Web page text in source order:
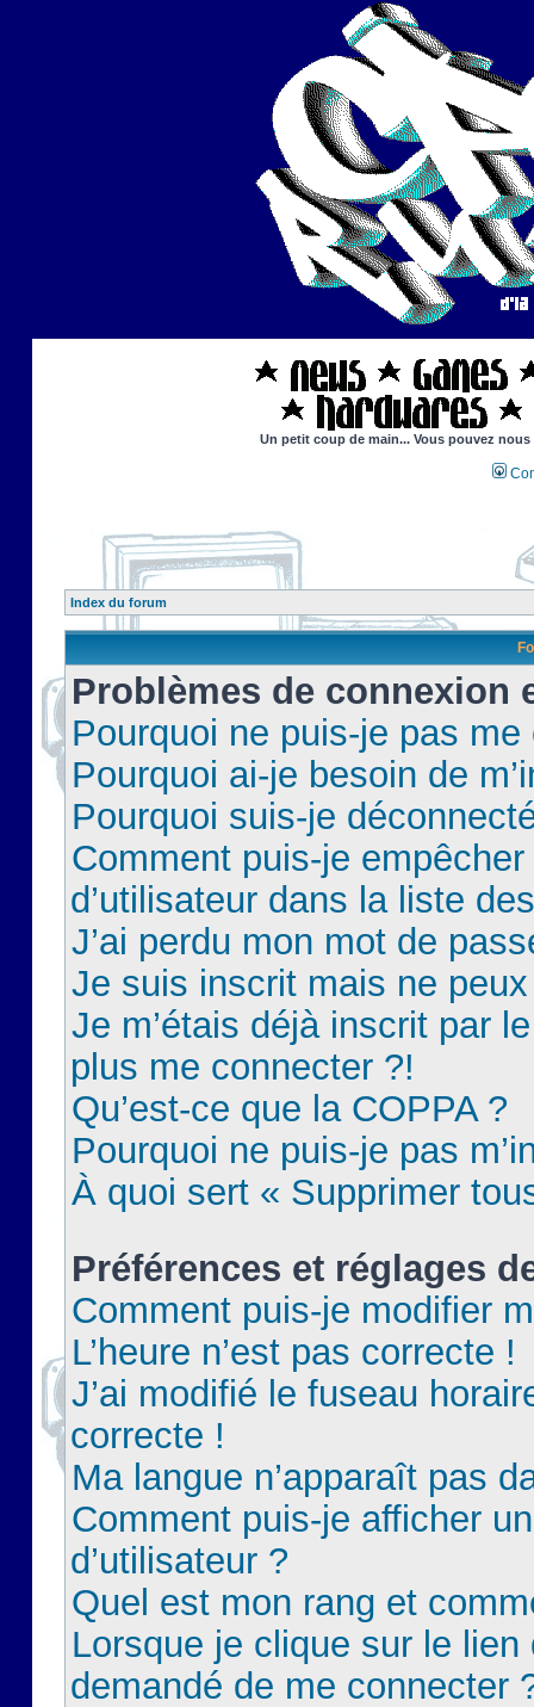
Un petit coup de main... Vous pouvez
Index du forum
Problèmes de connexion
Pourquoi ne puis-je pas
Pourquoi ai-je besoin de
Pourquoi suis-je
Comment puis-je
d’utilisateur dans la liste
J’ai perdu mon mot de
Je suis inscrit mais ne
Je m’étais déjà inscrit par
plus me connecter ?!
Qu’est-ce que la COPPA ?
Pourquoi ne puis-je pas
À quoi sert « Supprimer
Préférences et réglages
Comment puis-je modifier
L’heure n’est pas correcte !
J’ai modifié le fuseau
correcte !
Ma langue n’apparaît pas
Comment puis-je afficher
d’utilisateur ?
Quel est mon rang et
Lorsque je clique sur le lien
demandé de me connecter